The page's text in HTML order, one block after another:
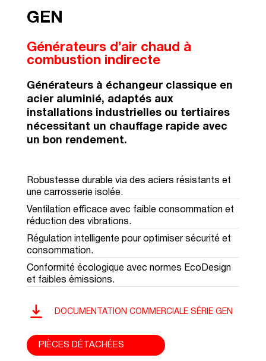
GEN
Générateurs d’air chaud à
combustion indirecte
Générateurs à échangeur classique en
acier aluminié, adaptés aux
installations industrielles ou tertiaires
nécessitant un chauffage rapide avec
un bon rendement.
Robustesse durable via des aciers résistants et
une carrosserie isolée.
Ventilation efficace avec faible consommation et
réduction des vibrations.
Régulation intelligente pour optimiser sécurité et
consommation.
Conformité écologique avec normes EcoDesign
et faibles émissions.
DOCUMENTATION COMMERCIALE SÉRIE GEN
PIÈCES DÉTACHÉES